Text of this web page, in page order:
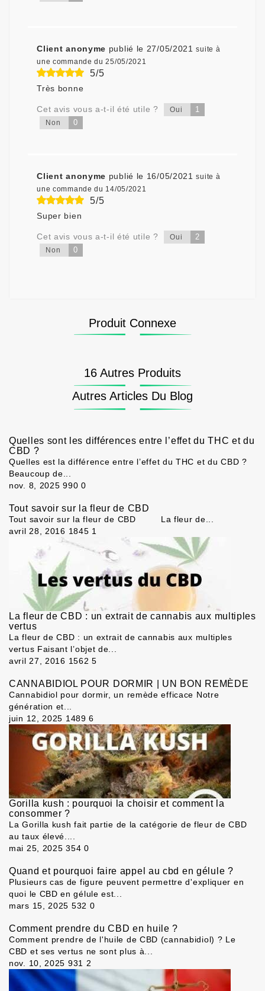
Client anonyme publié le 27/05/2021
suite à
une commande du 25/05/2021
5/5
Très bonne
Cet avis vous a-t-il été utile ? Oui 1
Non 0
Client anonyme publié le 16/05/2021
suite à
une commande du 14/05/2021
5/5
Super bien
Cet avis vous a-t-il été utile ? Oui 2
Non 0
Produit Connexe
16 Autres Produits
Autres Articles Du Blog
Quelles sont les différences entre l’effet du THC et du
CBD ?
Quelles est la différence entre l’effet du THC et du CBD ?
Beaucoup de...
nov. 8, 2025 990 0
Tout savoir sur la fleur de CBD
Tout savoir sur la fleur de CBD La fleur de...
avril 28, 2016 1845 1
La fleur de CBD : un extrait de cannabis aux multiples
vertus
La fleur de CBD : un extrait de cannabis aux multiples
vertus Faisant l’objet de...
avril 27, 2016 1562 5
CANNABIDIOL POUR DORMIR | UN BON REMÈDE
Cannabidiol pour dormir, un remède efficace Notre
génération et...
juin 12, 2025 1489 6
Gorilla kush : pourquoi la choisir et comment la
consommer ?
La Gorilla kush fait partie de la catégorie de fleur de CBD
au taux élevé....
mai 25, 2025 354 0
Quand et pourquoi faire appel au cbd en gélule ?
Plusieurs cas de figure peuvent permettre d'expliquer en
quoi le CBD en gélule est...
mars 15, 2025 532 0
Comment prendre du CBD en huile ?
Comment prendre de l'huile de CBD (cannabidiol) ? Le
CBD et ses vertus ne sont plus à...
nov. 10, 2025 931 2